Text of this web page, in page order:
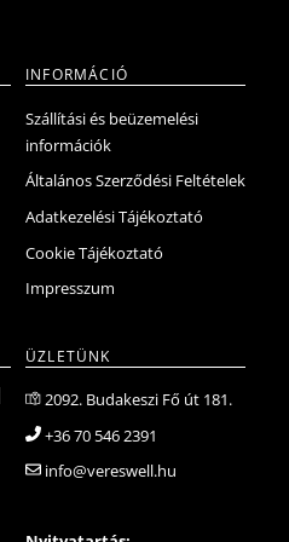
INFORMÁCIÓ
Szállítási és beüzemelési
információk
Általános Szerződési Feltételek
Adatkezelési Tájékoztató
Cookie Tájékoztató
Impresszum
ÜZLETÜNK
2092. Budakeszi Fő út 181.
+36 70 546 2391
info@vereswell.hu